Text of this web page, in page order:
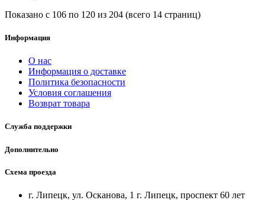
Показано с 106 по 120 из 204 (всего 14 страниц)
Информация
О нас
Информация о доставке
Политика безопасности
Условия соглашения
Возврат товара
Служба поддержки
Дополнительно
Схема проезда
г. Липецк, ул. Осканова, 1 г. Липецк, проспект 60 лет